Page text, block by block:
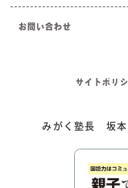
お問い合わせ
サイトポリ
みがく塾長 坂本